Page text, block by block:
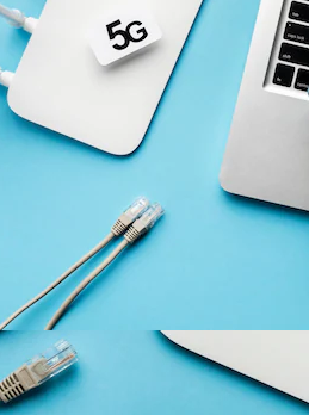
Português
Copyright © 2010- 2026Freepik Company S.L.U.